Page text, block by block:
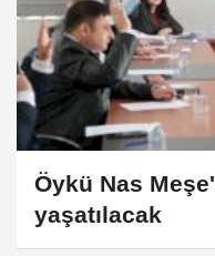
Öykü Nas
yaşatılacak